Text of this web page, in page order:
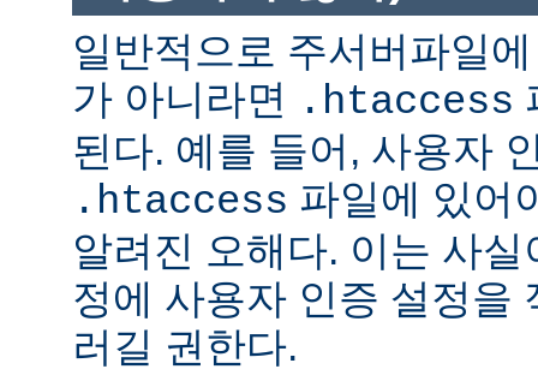
일반적으로 주서버파일
가 아니라면 .htaccess
된다. 예를 들어, 사용자
.htaccess 파일에 있어
알려진 오해다. 이는 사
정에 사용자 인증 설정을
러길 권한다.